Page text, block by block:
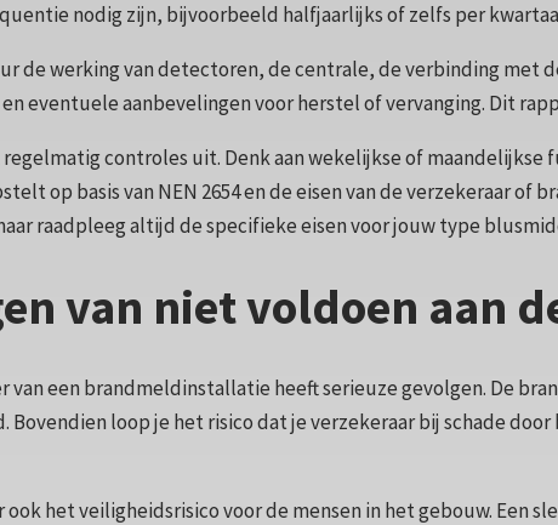
nodig zijn, bijvoorbeeld halfjaarlijks of zelfs per
de werking van detectoren, de centrale, de verbinding met
eventuele aanbevelingen voor herstel of vervanging. Dit
controles uit. Denk aan wekelijkse of
op basis van NEN 2654 en de eisen van de verzekeraar
raadpleeg altijd de specifieke eisen voor jouw type
van niet voldoen aan
van een brandmeldinstallatie heeft serieuze gevolgen. De
Bovendien loop je het risico dat je verzekeraar bij schade
ook het veiligheidsrisico voor de mensen in het gebouw.